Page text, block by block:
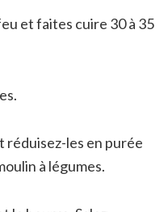
et faites cuire 30 à 35
réduisez-les en purée
à légumes.